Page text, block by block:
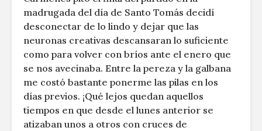
madrugada del día de Santo Tomás decidí
desconectar de lo lindo y dejar que las
neuronas creativas descansaran lo suficiente
como para volver con bríos ante el enero que
se nos avecinaba. Entre la pereza y la galbana
me costó bastante ponerme las pilas en los
días previos. ¡Qué lejos quedan aquellos
tiempos en que desde el lunes anterior se
atizaban unos a otros con cruces de